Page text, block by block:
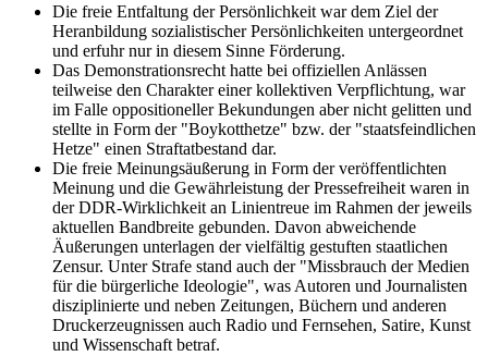
Die freie Entfaltung der Persönlichkeit war dem Ziel der
Heranbildung sozialistischer Persönlichkeiten untergeordnet
und erfuhr nur in diesem Sinne Förderung.
Das Demonstrationsrecht hatte bei offiziellen Anlässen
teilweise den Charakter einer kollektiven Verpflichtung, war
im Falle oppositioneller Bekundungen aber nicht gelitten und
stellte in Form der "Boykotthetze" bzw. der "staatsfeindlichen
Hetze" einen Straftatbestand dar.
Die freie Meinungsäußerung in Form der veröffentlichten
Meinung und die Gewährleistung der Pressefreiheit waren in
der DDR-Wirklichkeit an Linientreue im Rahmen der jeweils
aktuellen Bandbreite gebunden. Davon abweichende
Äußerungen unterlagen der vielfältig gestuften staatlichen
Zensur. Unter Strafe stand auch der "Missbrauch der Medien
für die bürgerliche Ideologie", was Autoren und Journalisten
disziplinierte und neben Zeitungen, Büchern und anderen
Druckerzeugnissen auch Radio und Fernsehen, Satire, Kunst
und Wissenschaft betraf.